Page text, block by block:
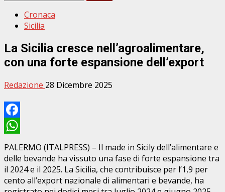
Cronaca
Sicilia
La Sicilia cresce nell’agroalimentare,
con una forte espansione dell’export
Redazione 28 Dicembre 2025
Facebook
WhatsApp
PALERMO (ITALPRESS) – Il made in Sicily dell’alimentare e
delle bevande ha vissuto una fase di forte espansione tra
il 2024 e il 2025. La Sicilia, che contribuisce per l’1,9 per
cento all’export nazionale di alimentari e bevande, ha